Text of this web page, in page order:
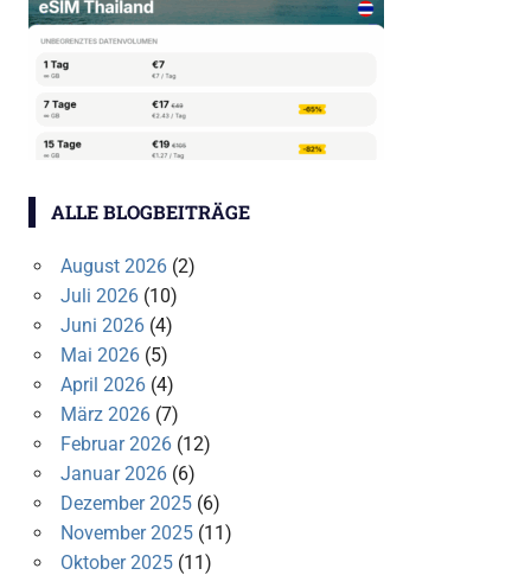
ALLE BLOGBEITRÄGE
August 2026(2)
Juli 2026(10)
Juni 2026(4)
Mai 2026(5)
April 2026(4)
März 2026(7)
Februar 2026(12)
Januar 2026(6)
Dezember 2025(6)
November 2025(11)
Oktober 2025(11)